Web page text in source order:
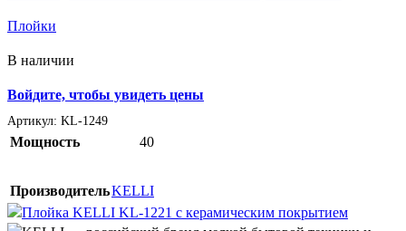
Плойки
В наличии
Войдите, чтобы увидеть цены
Артикул: KL-1249
Мощность 40
ПроизводительKELLI